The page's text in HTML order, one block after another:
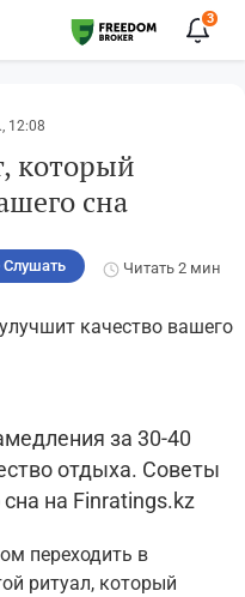
3
12:08
который
сна
Слушать Читать 2 мин
за 30-40
отдыха. Советы
на Finratings.kz
переходить в
ритуал, который